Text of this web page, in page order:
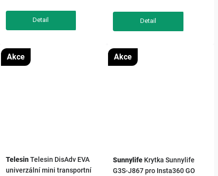
komunikaci i tvorbu obsahu.
Univerzální mini...
tvorbu obsahu. Univerzální
Telesin Telesin DisAdv EVA
univerzální mini transportní
Akce
Sunnylife Krytka Sunnylife
G3S-J867 pro Insta360 GO
Akce